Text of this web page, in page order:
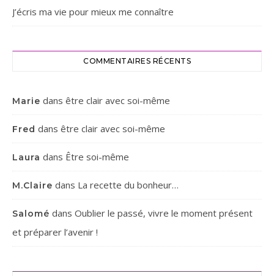
J’écris ma vie pour mieux me connaître
COMMENTAIRES RÉCENTS
Marie dans être clair avec soi-même
Fred dans être clair avec soi-même
Laura dans Être soi-même
M.Claire dans La recette du bonheur…
Salomé dans Oublier le passé, vivre le moment présent
et préparer l’avenir !